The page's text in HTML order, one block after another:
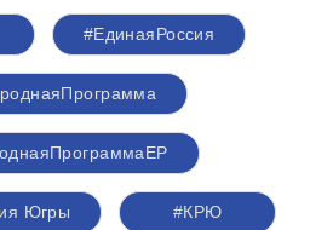
#ЕдинаяРоссия
Югры #КРЮ